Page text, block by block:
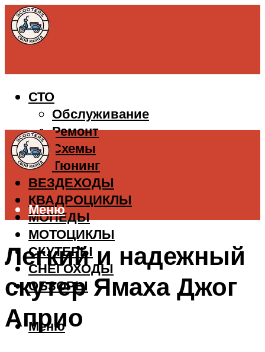
СТО
Обслуживание
Ремонт
Схемы
Тюнинг
ВЕЗДЕХОДЫ
КВАДРОЦИКЛЫ
МОПЕДЫ
МОТОЦИКЛЫ
СКУТЕРЫ
СНЕГОХОДЫ
ОБЗОРЫ
Меню
Меню
Легкий и надежный
скутер Ямаха Джог
Априо